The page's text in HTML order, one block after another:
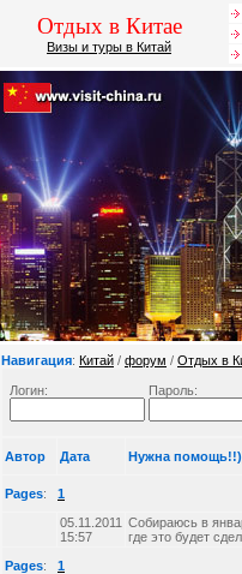
Отдых в Китае
Визы и туры в Китай
Навигация: Китай / форум / Отдых в
Логин: Пароль:
Автор Дата Нужна
Pages: 1
05.11.2011
15:57
Собираюсь в
где это будет
Pages: 1